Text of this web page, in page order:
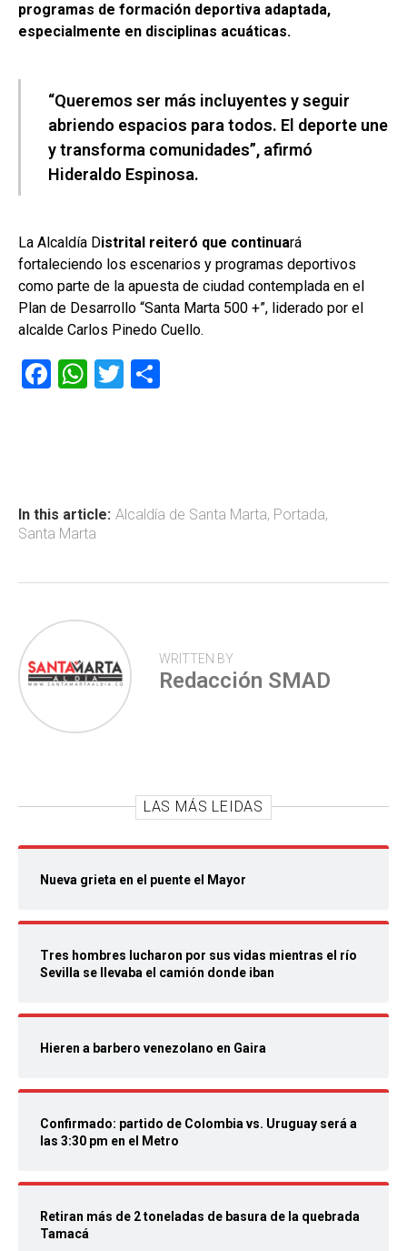
programas de formación deportiva adaptada,
especialmente en disciplinas acuáticas.
“Queremos ser más incluyentes y seguir
abriendo espacios para todos. El deporte une
y transforma comunidades”, afirmó
Hideraldo Espinosa.
La Alcaldía Distrital reiteró que continuará
fortaleciendo los escenarios y programas deportivos
como parte de la apuesta de ciudad contemplada en el
Plan de Desarrollo “Santa Marta 500 +”, liderado por el
alcalde Carlos Pinedo Cuello.
F
ok
W
p
p
T
tir
In this article: Alcaldía de Santa Marta, Portada,
Santa Marta
WRITTEN BY
Redacción SMAD
LAS MÁS LEIDAS
Nueva grieta en el puente el Mayor
Tres hombres lucharon por sus vidas mientras el río
Sevilla se llevaba el camión donde iban
Hieren a barbero venezolano en Gaira
Confirmado: partido de Colombia vs. Uruguay será a
las 3:30 pm en el Metro
Retiran más de 2 toneladas de basura de la quebrada
Tamacá